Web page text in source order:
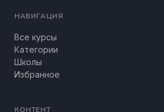
НАВИГАЦИЯ
Все курсы
Категории
Школы
Избранное
КОНТЕНТ